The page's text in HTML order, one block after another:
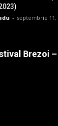
- septembrie 11,
Brezoi